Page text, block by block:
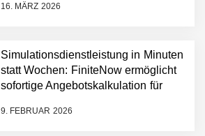
16. MÄRZ 2026
Simulationsdienstleistung in Minuten
statt Wochen: FiniteNow ermöglicht
sofortige Angebotskalkulation für
9. FEBRUAR 2026
AI breit auszurollen
Humanoider Roboter bringt
Hightech ins Stadion
Simulationsdienstleistung in
Minuten statt Wochen:
FiniteNow ermöglicht